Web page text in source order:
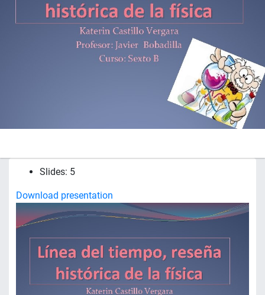
Slides: 5
Download presentation